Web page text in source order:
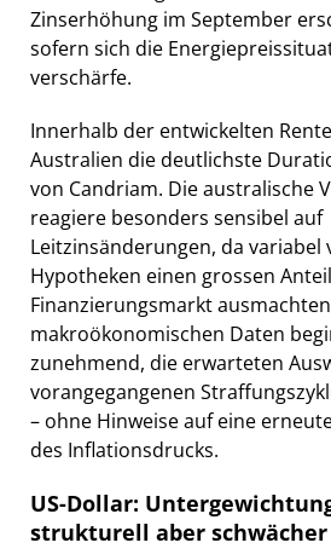
Zinserhöhung im September
sofern sich die
verschärfe.
Innerhalb der entwickelten
Australien die deutlichste
von Candriam. Die australische
reagiere besonders sensibel auf
Leitzinsänderungen, da variabel
Hypotheken einen grossen
Finanzierungsmarkt
makroökonomischen Daten
zunehmend, die erwarteten
vorangegangenen
– ohne Hinweise auf eine
des Inflationsdrucks.
US-Dollar:
strukturell aber schwächer